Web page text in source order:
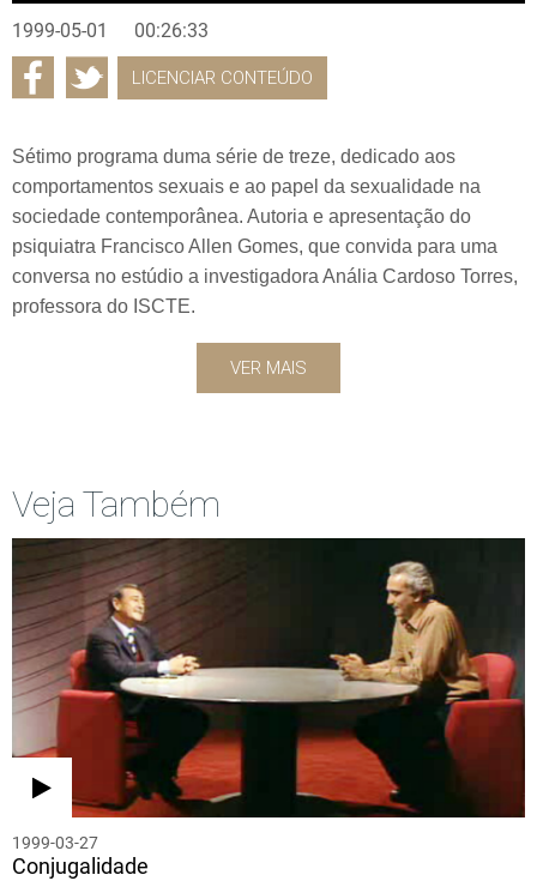
1999-05-01 00:26:33
LICENCIAR CONTEÚDO
Sétimo programa duma série de treze, dedicado aos
comportamentos sexuais e ao papel da sexualidade na
sociedade contemporânea. Autoria e apresentação do
psiquiatra Francisco Allen Gomes, que convida para uma
conversa no estúdio a investigadora Anália Cardoso Torres,
professora do ISCTE.
VER MAIS
Veja Também
1999-03-27
Conjugalidade